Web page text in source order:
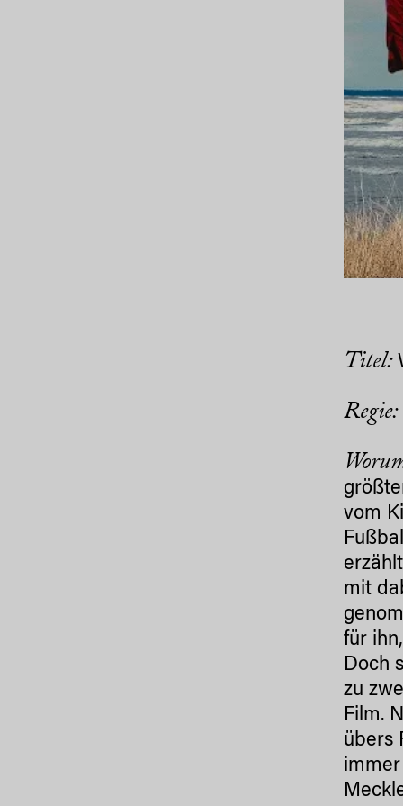
Titel:
Regie:
vom
mit
für
Doch
zu
Film.
übers